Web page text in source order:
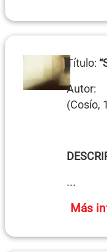
Título:
Autor:
(Cosío,
...
Más